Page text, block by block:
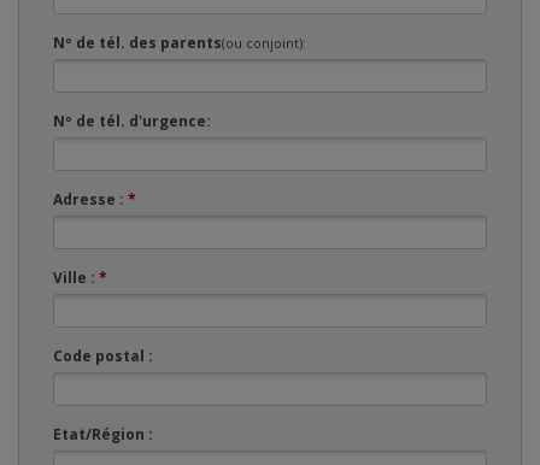
Nº de tél. des parents(ou conjoint):
Nº de tél. d'urgence:
Adresse : *
Ville : *
Code postal :
Etat/Région :